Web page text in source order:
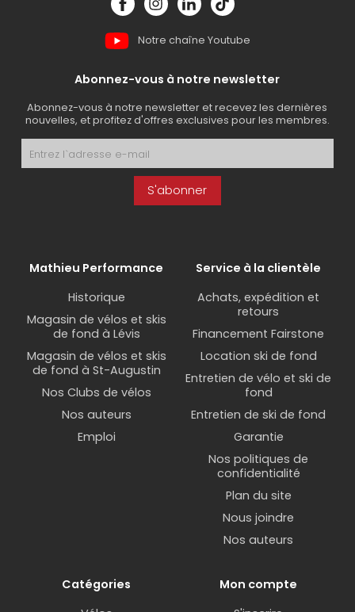
Notre chaîne Youtube
Abonnez-vous à notre newsletter
Abonnez-vous à notre newsletter et recevez les dernières
nouvelles, et profitez d'offres exclusives pour les membres.
S'abonner
Mathieu Performance
Historique
Magasin de vélos et skis
de fond à Lévis
Magasin de vélos et skis
de fond à St-Augustin
Nos Clubs de vélos
Nos auteurs
Emploi
Service à la clientèle
Achats, expédition et
retours
Financement Fairstone
Location ski de fond
Entretien de vélo et ski de
fond
Entretien de ski de fond
Garantie
Nos politiques de
confidentialité
Plan du site
Nous joindre
Nos auteurs
Catégories
Mon compte